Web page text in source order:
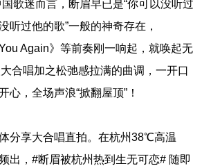
歌迷而言，断眉早已是“你可以没听过
听过他的歌”一般的神奇存在，
Again》等前奏刚一响起，就唤起无
合唱加之松弛感拉满的曲调，一开口
心，全场声浪“掀翻屋顶”！
分享大合唱直拍。在杭州38℃高温
出，#断眉被杭州热到生无可恋# 随即